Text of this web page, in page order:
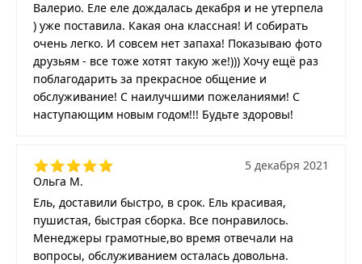
Валерио. Еле еле дождалась декабря и не утерпела
) уже поставила. Какая она классная! И собирать
очень легко. И совсем нет запаха! Показываю фото
друзьям - все тоже хотят такую же!))) Хочу ещё раз
поблагодарить за прекрасное общение и
обслуживание! С наилучшими пожеланиями! С
наступающим новым годом!!! Будьте здоровы!
Ольга М.
5 декабря 2021
Ель, доставили быстро, в срок. Ель красивая,
пушистая, быстрая сборка. Все понравилось.
Менеджеры грамотные,во время отвечали на
вопросы, обслуживанием осталась довольна.